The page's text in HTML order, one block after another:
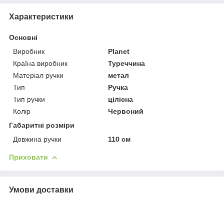
Характеристики
Основні
Виробник
Planet
Країна виробник
Туреччина
Матеріал ручки
метал
Тип
Ручка
Тип ручки
цілісна
Колір
Червоний
Габаритні розміри
Довжина ручки
110 см
Приховати
Умови доставки